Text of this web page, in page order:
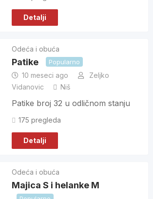
Detalji
Odeća i obuća
Patike Popularno
10 meseci ago
Zeljko
Vidanovic
Niš
Patike broj 32 u odličnom stanju
175 pregleda
Detalji
Odeća i obuća
Majica S i helanke M